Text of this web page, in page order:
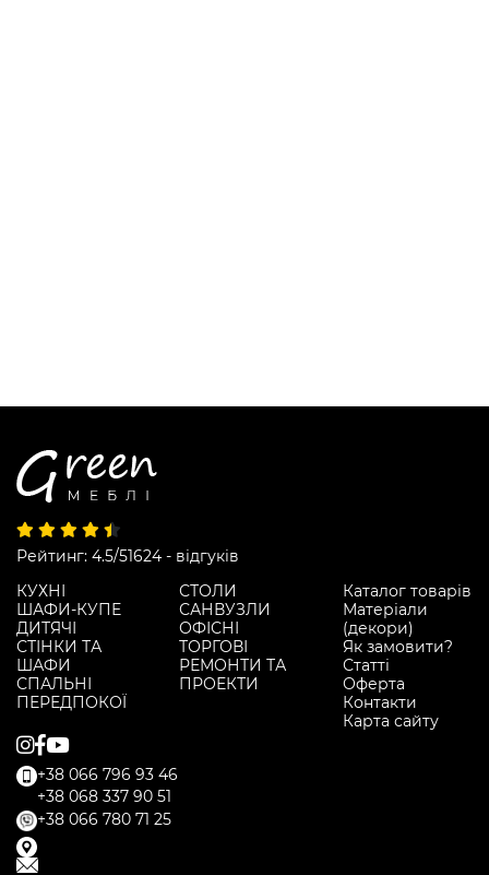
Рейтинг: 4.5/51624 - відгуків
КУХНІ
ШАФИ-КУПЕ
ДИТЯЧІ
СТІНКИ ТА
ШАФИ
СПАЛЬНІ
ПЕРЕДПОКОЇ
СТОЛИ
САНВУЗЛИ
ОФІСНІ
ТОРГОВІ
РЕМОНТИ ТА
ПРОЕКТИ
Каталог товарів
Матеріали
(декори)
Як замовити?
Статті
Оферта
Контакти
Карта сайту
+38 066 796 93 46
+38 068 337 90 51
+38 066 780 71 25